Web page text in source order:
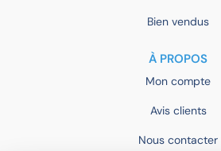
Bien vendus
À PROPOS
Mon compte
Avis clients
Nous contacter